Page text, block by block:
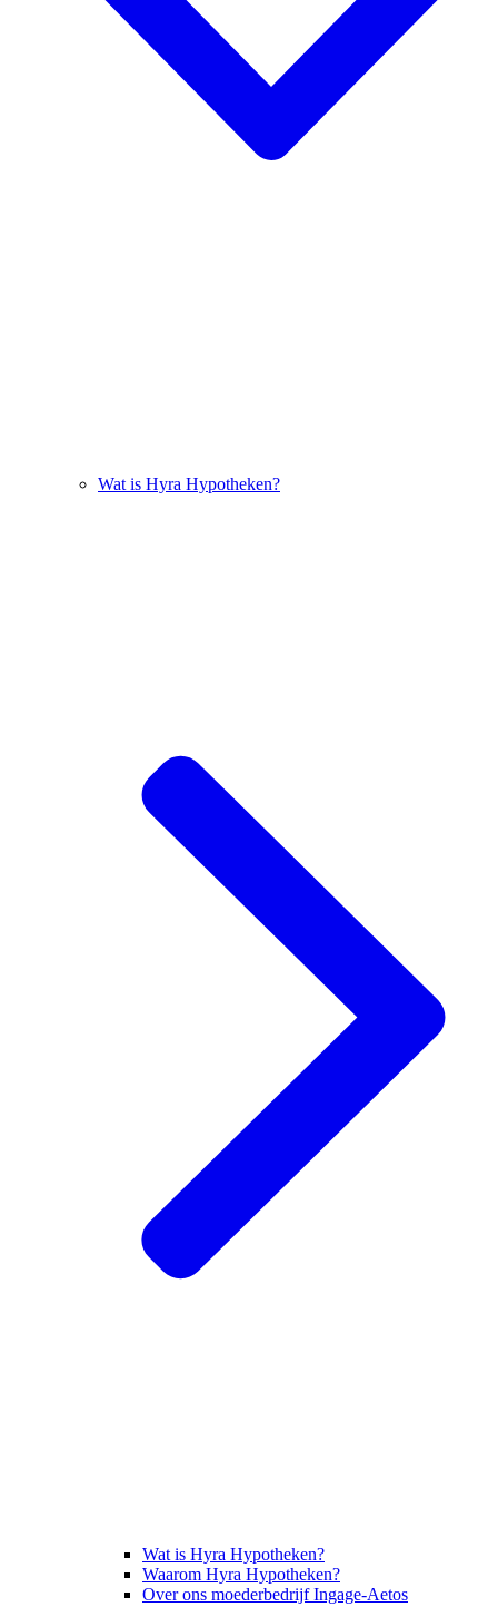
Wat is Hyra Hypotheken?
Wat is Hyra Hypotheken?
Waarom Hyra Hypotheken?
Over ons moederbedrijf Ingage-Aetos